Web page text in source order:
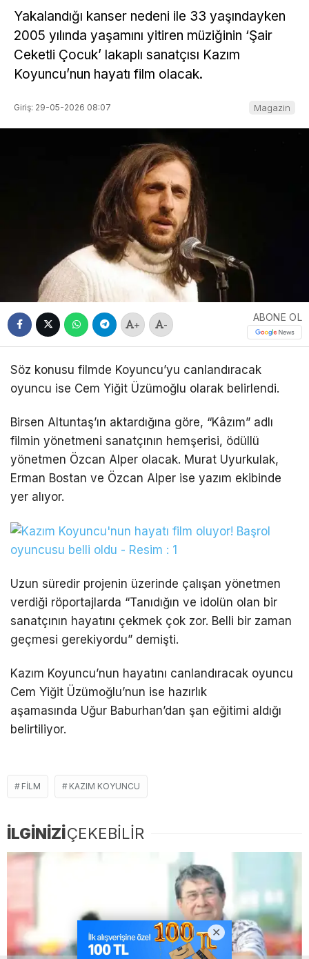
Yakalandığı kanser nedeni ile 33 yaşındayken
2005 yılında yaşamını yitiren müziğinin ‘Şair
Ceketli Çocuk’ lakaplı sanatçısı Kazım
Koyuncu’nun hayatı film olacak.
Giriş: 29-05-2026 08:07 Magazin
+ -
ABONE OL
Söz konusu filmde Koyuncu’yu canlandıracak
oyuncu ise Cem Yiğit Üzümoğlu olarak belirlendi.
Birsen Altuntaş’ın aktardığına göre, “Kâzım” adlı
filmin yönetmeni sanatçının hemşerisi, ödüllü
yönetmen Özcan Alper olacak. Murat Uyurkulak,
Erman Bostan ve Özcan Alper ise yazım ekibinde
yer alıyor.
Uzun süredir projenin üzerinde çalışan yönetmen
verdiği röportajlarda “Tanıdığın ve idolün olan bir
sanatçının hayatını çekmek çok zor. Belli bir zaman
geçmesi gerekiyordu” demişti.
Kazım Koyuncu’nun hayatını canlandıracak oyuncu
Cem Yiğit Üzümoğlu’nun ise hazırlık
aşamasında Uğur Baburhan’dan şan eğitimi aldığı
belirtiliyor.
FILM KAZIM KOYUNCU
İLGİNİZİÇEKEBİLİR